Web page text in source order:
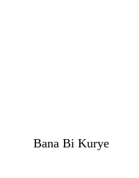
Bana Bi Kurye